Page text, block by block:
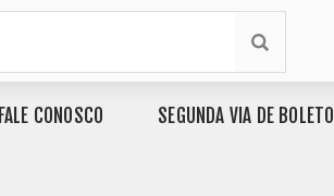
FALE CONOSCO SEGUNDA VIA DE BOLETO